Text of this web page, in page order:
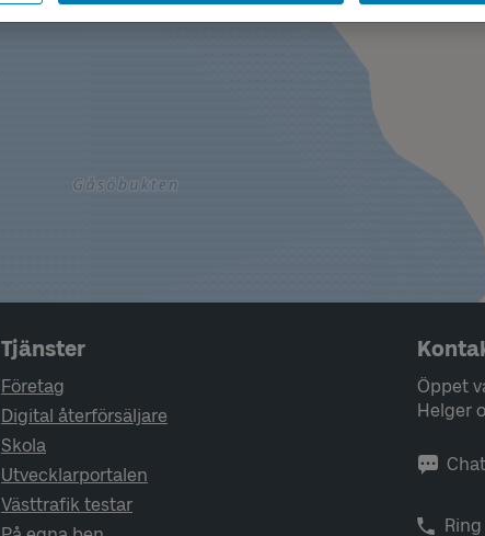
Tjänster
Företag
Digital återförsäljare
Skola
Utvecklarportalen
Västtrafik testar
Öppet
Helger